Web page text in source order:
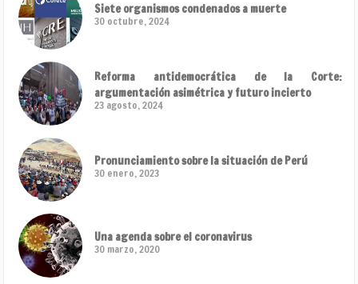
Siete organismos condenados a muerte
30 octubre, 2024
Reforma antidemocrática de la Corte:
argumentación asimétrica y futuro incierto
23 agosto, 2024
Pronunciamiento sobre la situación de Perú
30 enero, 2023
Una agenda sobre el coronavirus
30 marzo, 2020